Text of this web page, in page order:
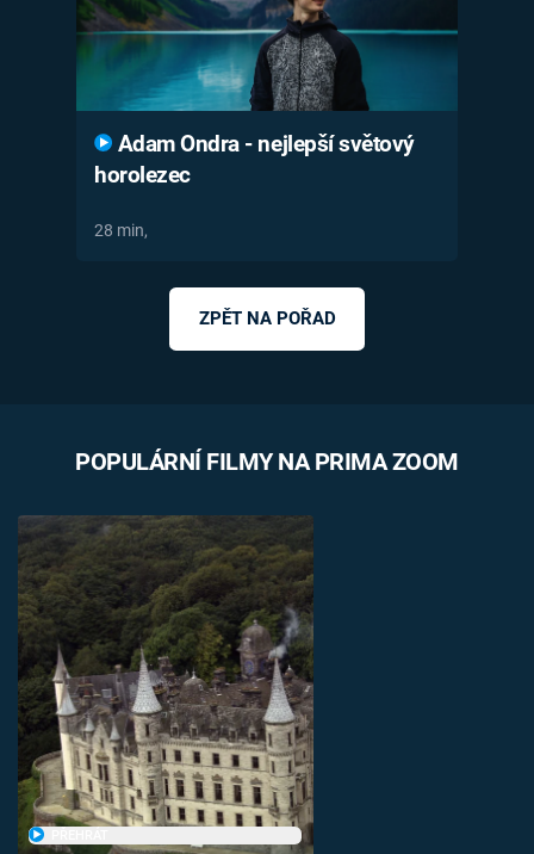
Adam Ondra - nejlepší světový
horolezec
28 min,
ZPĚT NA POŘAD
POPULÁRNÍ FILMY NA PRIMA ZOOM